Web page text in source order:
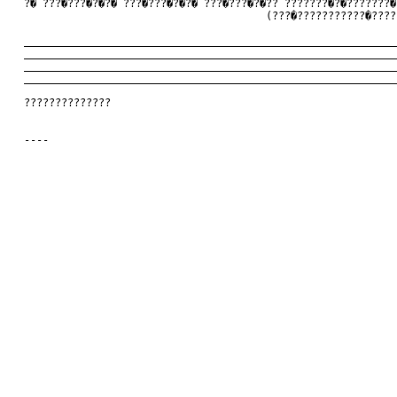
?� ???�???�?�?� ???�???�?�?� ???�???�?�??
(???�???????????�?????�
??????????????